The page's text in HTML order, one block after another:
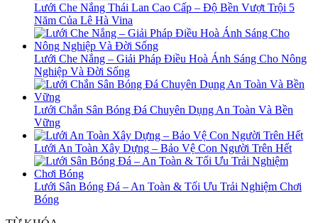
Lưới Che Nắng Thái Lan Cao Cấp – Độ Bền Vượt Trội 5
Năm Của Lê Hà Vina
Lưới Che Nắng – Giải Pháp Điều Hoà Ánh Sáng Cho Nông
Nghiệp Và Đời Sống
Lưới Chắn Sân Bóng Đá Chuyên Dụng An Toàn Và Bền
Vững
Lưới An Toàn Xây Dựng – Bảo Vệ Con Người Trên Hết
Lưới Sân Bóng Đá – An Toàn & Tối Ưu Trải Nghiệm Chơi
Bóng